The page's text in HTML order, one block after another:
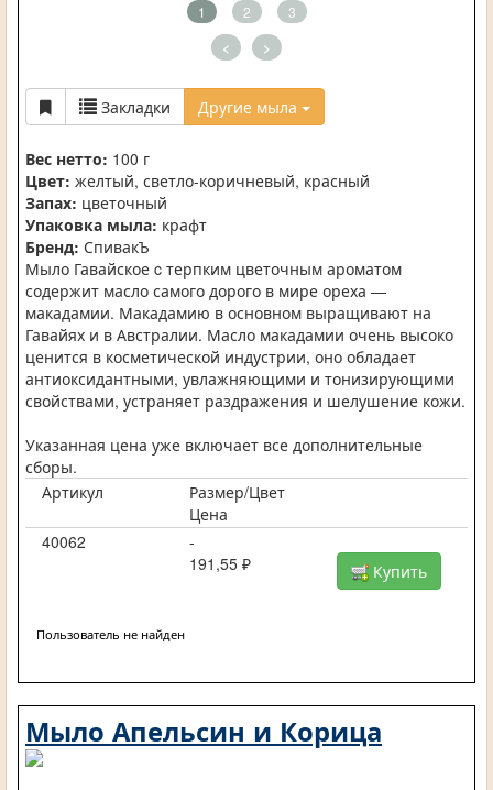
1 2 3
< >
Закладки Другие мыла
Вес нетто: 100 г
Цвет: желтый, светло-коричневый, красный
Запах: цветочный
Упаковка мыла: крафт
Бренд: СпивакЪ
Мыло Гавайское c терпким цветочным ароматом
содержит масло самого дорого в мире ореха —
макадамии. Макадамию в основном выращивают на
Гавайях и в Австралии. Масло макадамии очень высоко
ценится в косметической индустрии, оно обладает
антиоксидантными, увлажняющими и тонизирующими
свойствами, устраняет раздражения и шелушение кожи.
Указанная цена уже включает все дополнительные
сборы.
Артикул
Размер/Цвет
Цена
40062
-
191,55 ₽
Купить
Пользователь не найден
Мыло Апельсин и Корица